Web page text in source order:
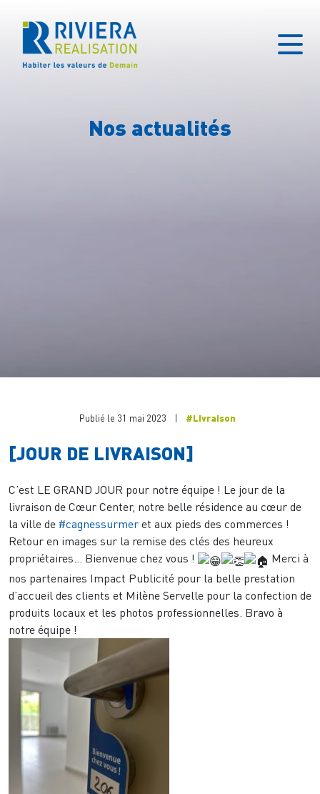
Nos actualités
Publié le 31 mai 2023 #Livraison
[JOUR DE LIVRAISON]
C’est LE GRAND JOUR pour notre équipe ! Le jour de la
livraison de Cœur Center, notre belle résidence au cœur de
la ville de #cagnessurmeret aux pieds des commerces !
Retour en images sur la remise des clés des heureux
propriétaires… Bienvenue chez vous !
Merci à
nos partenaires Impact Publicité pour la belle prestation
d’accueil des clients et Milène Servelle pour la confection de
produits locaux et les photos professionnelles. Bravo à
notre équipe !